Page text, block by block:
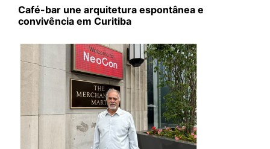
Café-bar une arquitetura espontânea e
convivência em Curitiba